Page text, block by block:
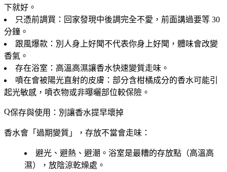
下就好。
只憑前調買 ：回家發現中後調完全不愛，前面講過要等 30
分鐘。
跟風爆款 ：別人身上好聞不代表你身上好聞，體味會改變
香氣。
存在浴室 ：高溫高濕讓香水快速變質走味。
噴在會被陽光直射的皮膚 ：部分含柑橘成分的香水可能引
起光敏感，噴衣物或非曝曬部位較保險。
保存與使用：別讓香水提早壞掉
香水會「過期變質」，存放不當會走味：
避光、避熱、避潮 。浴室是最糟的存放點（高溫高
濕），放陰涼乾燥處。